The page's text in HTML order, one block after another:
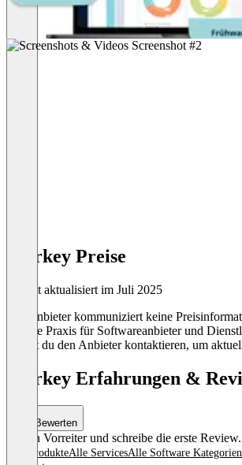
Workey Preise
Zuletzt aktualisiert im Juli 2025
Der Anbieter kommuniziert keine
übliche Praxis für Softwareanbieter und
kannst du den Anbieter kontaktieren, um
Workey Erfahrungen &
Bewerten
Sei ein Vorreiter und schreibe die erste Review.
Alle ProdukteAlle ServicesAlle Software Kategorien